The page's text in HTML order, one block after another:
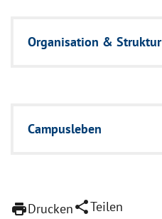
Organisation & Struktur
Campusleben
printDruckenshareTeilen